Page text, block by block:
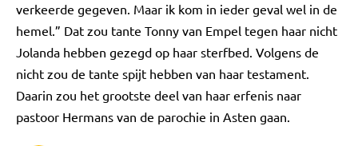
verkeerde gegeven. Maar ik kom in ieder geval wel in de
hemel.” Dat zou tante Tonny van Empel tegen haar nicht
Jolanda hebben gezegd op haar sterfbed. Volgens de
nicht zou de tante spijt hebben van haar testament.
Daarin zou het grootste deel van haar erfenis naar
pastoor Hermans van de parochie in Asten gaan.